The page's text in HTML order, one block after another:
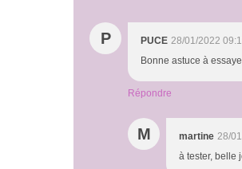
P PUCE 28/01/2022
Bonne astuce à
Répondre
M martine 28/
à tester, belle